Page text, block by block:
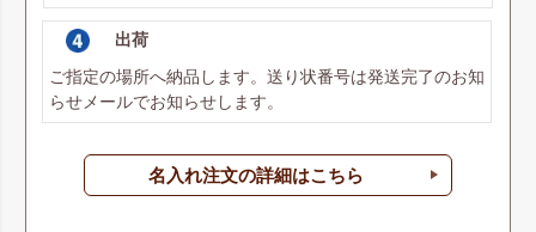
出荷
ご指定の場所へ納品します。送り状番号は発送完了のお知
らせメールでお知らせします。
名入れ注文の詳細はこちら